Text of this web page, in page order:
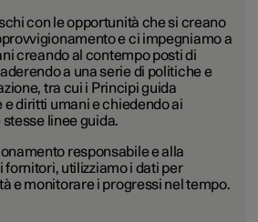
con le opportunità che si creano
e ci impegniamo a
creando al contempo posti di
a una serie di politiche e
tra cui i Principi guida
diritti umani e chiedendo ai
stesse linee guida.
responsabile e alla
utilizziamo i dati per
e monitorare i progressi nel tempo.